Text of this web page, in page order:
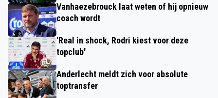
Vanhaezebrouck laat weten of hij opnieuw
coach wordt
'Real in shock, Rodri kiest voor deze
topclub'
Anderlecht meldt zich voor absolute
toptransfer